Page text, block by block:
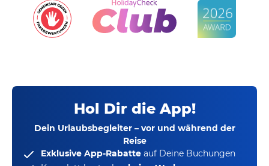
Hol Dir die App!
Dein Urlaubsbegleiter – vor und während der
Reise
Exklusive App-Rabatte auf Deine Buchungen